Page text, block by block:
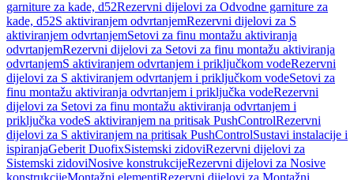
garniture za kade, d52Rezervni dijelovi za Odvodne garniture za
kade, d52S aktiviranjem odvrtanjemRezervni dijelovi za S
aktiviranjem odvrtanjemSetovi za finu montažu aktiviranja
odvrtanjemRezervni dijelovi za Setovi za finu montažu aktiviranja
odvrtanjemS aktiviranjem odvrtanjem i priključkom vodeRezervni
dijelovi za S aktiviranjem odvrtanjem i priključkom vodeSetovi za
finu montažu aktiviranja odvrtanjem i priključka vodeRezervni
dijelovi za Setovi za finu montažu aktiviranja odvrtanjem i
priključka vodeS aktiviranjem na pritisak PushControlRezervni
dijelovi za S aktiviranjem na pritisak PushControlSustavi instalacije i
ispiranjaGeberit DuofixSistemski zidoviRezervni dijelovi za
Sistemski zidoviNosive konstrukcijeRezervni dijelovi za Nosive
konstrukcijeMontažni elementiRezervni dijelovi za Montažni